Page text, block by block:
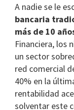
A nadie se le
bancaria
más de 10
Financiera, los
un sector
red comercial
40% en la
rentabilidad
solventar este